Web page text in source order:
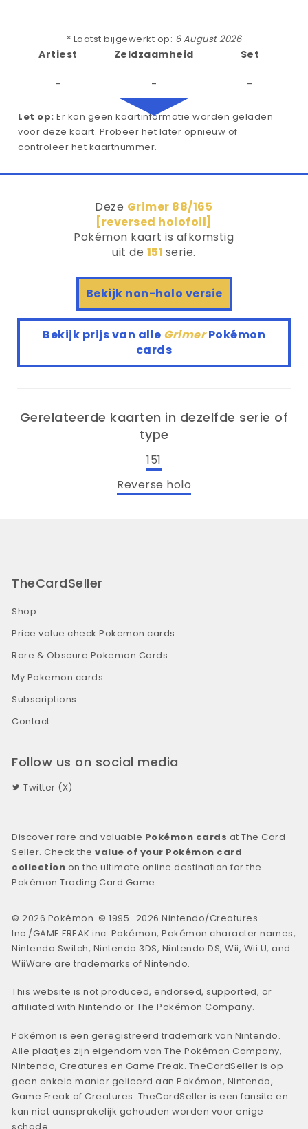
* Laatst bijgewerkt op: 6 August 2026
Artiest
-
Zeldzaamheid
-
Set
-
Let op: Er kon geen kaartinformatie worden geladen
voor deze kaart. Probeer het later opnieuw of
controleer het kaartnummer.
Deze Grimer 88/165
[reversed holofoil]
Pokémon kaart is afkomstig
uit de 151 serie.
Bekijk non-holo versie
Bekijk prijs van alle GrimerPokémon
cards
Gerelateerde kaarten in dezelfde serie of
type
151
Reverse holo
TheCardSeller
Shop
Price value check Pokemon cards
Rare & Obscure Pokemon Cards
My Pokemon cards
Subscriptions
Contact
Follow us on social media
Twitter (X)
Discover rare and valuable Pokémon cards at The Card
Seller. Check thevalue of your Pokémon card
collection on the ultimate online destination for the
Pokémon Trading Card Game.
© 2026 Pokémon. © 1995–2026 Nintendo/Creatures
Inc./GAME FREAK inc. Pokémon, Pokémon character names,
Nintendo Switch, Nintendo 3DS, Nintendo DS, Wii, Wii U, and
WiiWare are trademarks of Nintendo.
This website is not produced, endorsed, supported, or
affiliated with Nintendo or The Pokémon Company.
Pokémon is een geregistreerd trademark van Nintendo.
Alle plaatjes zijn eigendom van The Pokémon Company,
Nintendo, Creatures en Game Freak. TheCardSeller is op
geen enkele manier gelieerd aan Pokémon, Nintendo,
Game Freak of Creatures. TheCardSeller is een fansite en
kan niet aansprakelijk gehouden worden voor enige
schade.